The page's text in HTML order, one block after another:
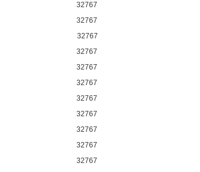
32767
32767
32767
32767
32767
32767
32767
32767
32767
32767
32767